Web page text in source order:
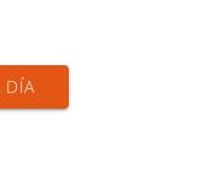
DÍA